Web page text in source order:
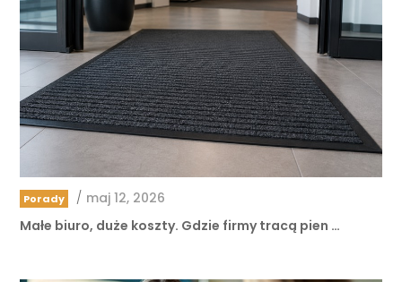
Porady / maj 12, 2026
Małe biuro, duże koszty. Gdzie firmy tracą pien …